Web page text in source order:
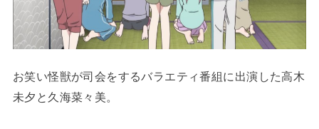
お笑い怪獣が司会をするバラエティ番組に出演した高木
未夕と久海菜々美。